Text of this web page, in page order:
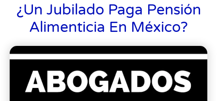
¿Un Jubilado Paga Pensión
Alimenticia En México?